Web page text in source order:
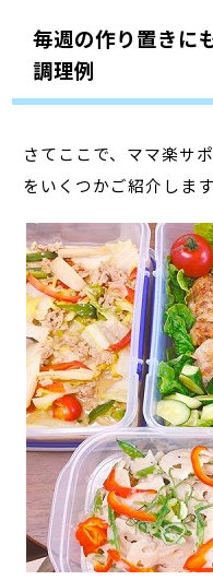
毎週の作り置きに
調理例
さてここで、ママ楽サ
をいくつかご紹介します